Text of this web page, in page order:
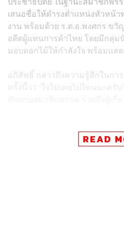
เสนอชื่อให้ดำรงตำแหน่งหัวหน้า
งาน พร้อมด้วย ร.ต.อ.พงศกร ขวั
อดีตผู้แทนการค้าไทย โดยมีกลุ่
มอบดอกไม้ให้กำลังใจ พร้อมแส
อภิสิทธิ์ กล่าวถึงความรู้สึกในกา
ครั้งนี้ว่า “ใจไม่เคยไปไหนนะครั
ประชาธิปัตย์ ในฐานะสมาชิกพร
ประชุม ให้สัมภาษณ์กับสื่อมวลช
READ